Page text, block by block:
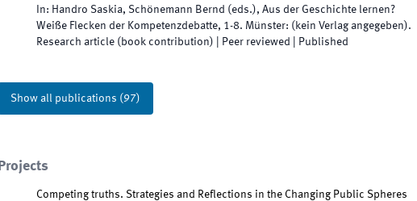
In: Handro Saskia, Schönemann Bernd (eds.), Aus der Geschichte lernen?
Weiße Flecken der Kompetenzdebatte, 1-8. Münster: ( kein Verlag angegeben).
Research article (book contribution) | Peer reviewed Published
Show all publications (97)
Projects
Competing truths. Strategies and Reflections in the Changing Public Spheres